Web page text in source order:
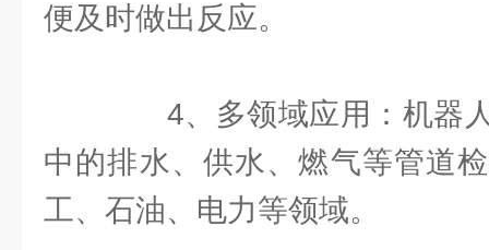
便及时做出反应。
4、多领域应用：机器人
中的排水、供水、燃气等管道
工、石油、电力等领域。